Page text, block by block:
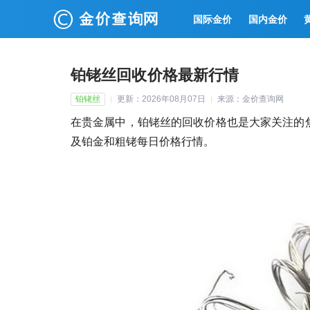
国际金价 国内金价
铂铑丝回收价格最新行情
铂铑丝 更新：2026年08月07日 来源：金价查询网
在贵金属中，铂铑丝的回收价格也是大家关注
及铂金和粗铑每日价格行情。